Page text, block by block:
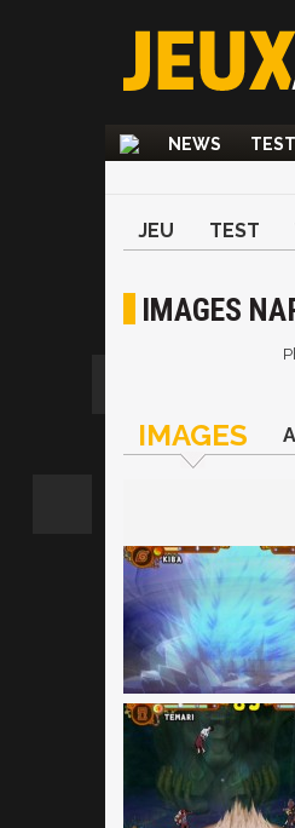
NEWS
JEU TEST
IMAGES
IMAGES